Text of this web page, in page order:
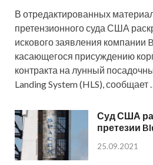
В отредактированных
претензионного суда США
искового заявления компании
касающегося присуждению
контракта на лунный
Landing System (HLS), сообщает …
Суд США
претезии
25.09.2021